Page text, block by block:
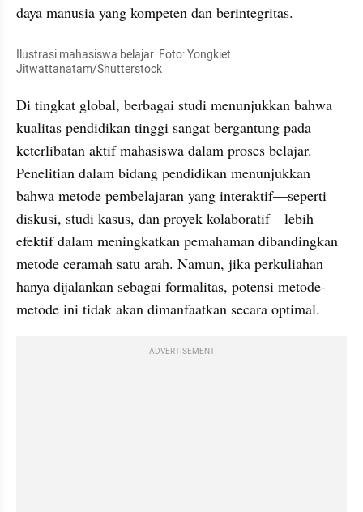
daya manusia yang kompeten dan berintegritas.
Ilustrasi mahasiswa belajar. Foto: Yongkiet
Jitwattanatam/Shutterstock
Di tingkat global, berbagai studi menunjukkan bahwa
kualitas pendidikan tinggi sangat bergantung pada
keterlibatan aktif mahasiswa dalam proses belajar.
Penelitian dalam bidang pendidikan menunjukkan
bahwa metode pembelajaran yang interaktif—seperti
diskusi, studi kasus, dan proyek kolaboratif—lebih
efektif dalam meningkatkan pemahaman dibandingkan
metode ceramah satu arah. Namun, jika perkuliahan
hanya dijalankan sebagai formalitas, potensi metode-
metode ini tidak akan dimanfaatkan secara optimal.
ADVERTISEMENT